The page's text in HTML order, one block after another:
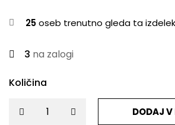
25oseb trenutno gleda ta izdelek
3 na zalogi
Količina
DODAJ